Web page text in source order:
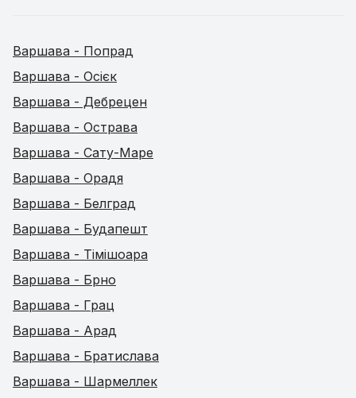
Варшава - Попрад
Варшава - Осієк
Варшава - Дебрецен
Варшава - Острава
Варшава - Сату-Маре
Варшава - Орадя
Варшава - Белград
Варшава - Будапешт
Варшава - Тімішоара
Варшава - Брно
Варшава - Грац
Варшава - Арад
Варшава - Братислава
Варшава - Шармеллек